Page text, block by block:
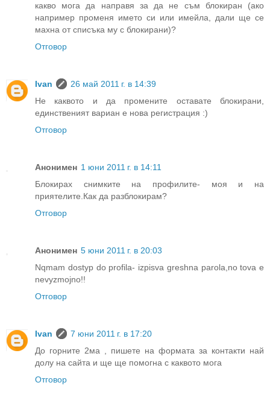
какво мога да направя за да не съм блокиран (ако
например променя името си или имейла, дали ще се
махна от списъка му с блокирани)?
Отговор
Ivan
26 май 2011 г. в 14:39
Не каквото и да промените оставате блокирани,
единственият вариан е нова регистрация :)
Отговор
Анонимен 1 юни 2011 г. в 14:11
Блокирах снимките на профилите- моя и на
приятелите.Как да разблокирам?
Отговор
Анонимен 5 юни 2011 г. в 20:03
Nqmam dostyp do profila- izpisva greshna parola,no tova e
nevyzmojno!!
Отговор
Ivan
7 юни 2011 г. в 17:20
До горните 2ма , пишете на формата за контакти най
долу на сайта и ще ще помогна с каквото мога
Отговор